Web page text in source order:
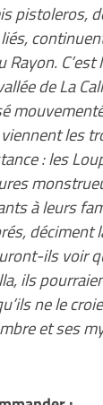
pistoleros,
C’est
de La
les
: les
à leurs
déciment
ils voir
ils
ne le
et ses